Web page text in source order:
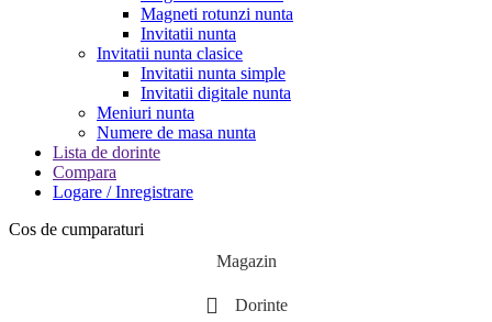
Magneti rotunzi nunta
Invitatii nunta
Invitatii nunta clasice
Invitatii nunta simple
Invitatii digitale nunta
Meniuri nunta
Numere de masa nunta
Lista de dorinte
Compara
Logare / Inregistrare
Cos de cumparaturi
Magazin
Dorinte